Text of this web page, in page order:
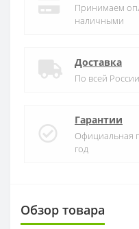
Принимаем
наличными
Доставка
По всей
Гарантии
Официальная
год
Обзор товара